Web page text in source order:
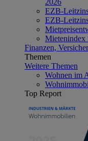
EZB-
EZB-
Mietenindex
Finanzen,
Themen
Weitere Themen
Wohnen im
Top Report